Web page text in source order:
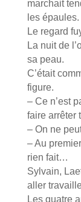
marchait
les
Le regard
La nuit de
sa peau.
C’était
figure.
– Ce n’est
faire arrêter
– On ne
– Au
rien fait…
Sylvain,
aller
Les quatre